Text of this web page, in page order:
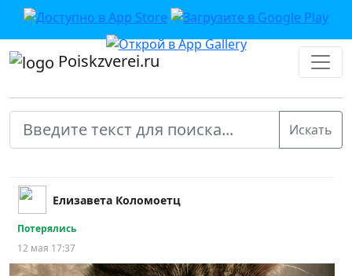
Poiskzverei.ru
Елизавета Коломоетц
Потерялись
12 мая 17:37